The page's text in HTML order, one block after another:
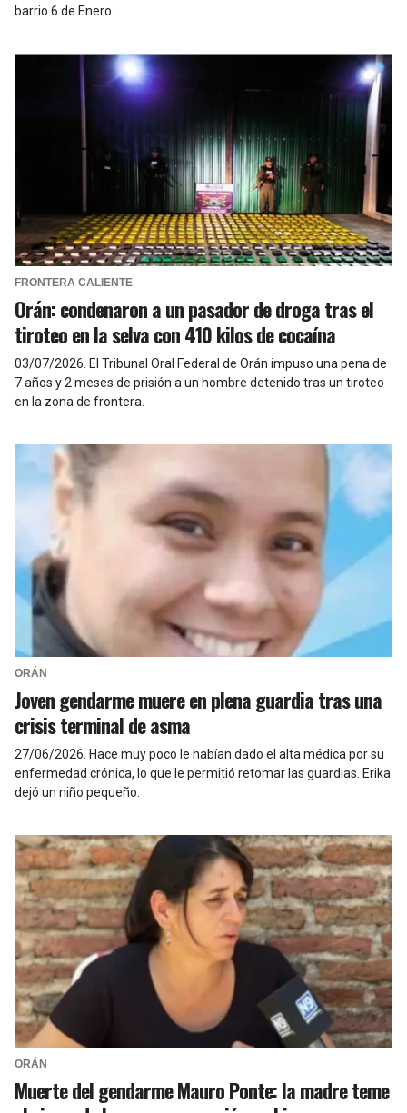
barrio 6 de Enero.
FRONTERA CALIENTE
Orán: condenaron a un pasador de droga tras el
tiroteo en la selva con 410 kilos de cocaína
03/07/2026 El Tribunal Oral Federal de Orán impuso una pena de
7 años y 2 meses de prisión a un hombre detenido tras un tiroteo
en la zona de frontera.
ORÁN
Joven gendarme muere en plena guardia tras una
crisis terminal de asma
27/06/2026 Hace muy poco le habían dado el alta médica por su
enfermedad crónica, lo que le permitió retomar las guardias. Erika
dejó un niño pequeño.
ORÁN
Muerte del gendarme Mauro Ponte: la madre teme